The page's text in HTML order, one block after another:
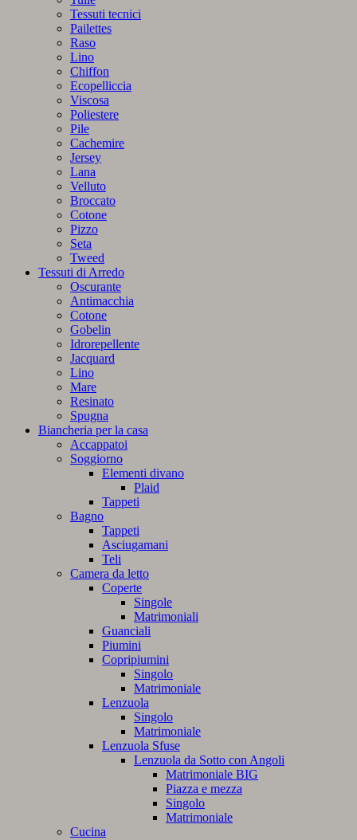
Tessuti tecnici
Pailettes
Raso
Lino
Chiffon
Ecopelliccia
Viscosa
Poliestere
Pile
Cachemire
Jersey
Lana
Velluto
Broccato
Cotone
Pizzo
Seta
Tweed
Tessuti di Arredo
Oscurante
Antimacchia
Cotone
Gobelin
Idrorepellente
Jacquard
Lino
Mare
Resinato
Spugna
Biancheria per la casa
Accappatoi
Soggiorno
Elementi divano
Plaid
Tappeti
Bagno
Tappeti
Asciugamani
Teli
Camera da letto
Coperte
Singole
Matrimoniali
Guanciali
Piumini
Copripiumini
Singolo
Matrimoniale
Lenzuola
Singolo
Matrimoniale
Lenzuola Sfuse
Lenzuola da Sotto con Angoli
Matrimoniale BIG
Piazza e mezza
Singolo
Matrimoniale
Cucina